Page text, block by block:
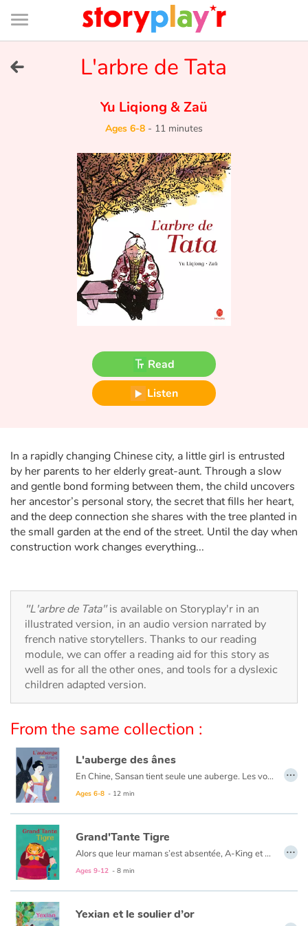
Connexion
Bibliothèque
de
page
Tales and classics in french
Fable, myth, literature and poetry
Princesses and princes, kings, queens and dragons
Ogres, monsters and witches
Ecology, nature, seasons
The animals
Travel, epic, investigation, adventure
Around the world
Learning
Arts, space, activities
Documentaries
With the family
Daily life and hobbies
At school
Festivals and events
Love and friendship
Social issues
Emotions and feelings
L'arbre de Tata
Yu Liqiong &Zaü
Ages 6-8 - 11 minutes
Read
Listen
In a rapidly changing Chinese city, a little girl is entrusted
by her parents to her elderly great-aunt. Through a slow
and gentle bond forming between them, the child uncovers
her ancestor’s personal story, the secret that fills her heart,
and the deep connection she shares with the tree planted in
the small garden at the end of the street. Until the day when
construction work changes everything...
"L'arbre de Tata"is available on Storyplay'r in an
illustrated version, in an audio version narrated by
french native storytellers. Thanks to our reading
module, we can offer a reading aid for this story as
well as for all the other ones, and tools for a dyslexic
children adapted version.
From the same collection :
L'auberge des ânes
En Chine, Sansan tient seule une auberge. Les voyageurs sont nombreux à séjourner chez elle et son commerce est florissant. Il faut dire qu'elle régale ses clients de fameuses galettes... magiques.
Ages 6-8 - 12 min
…
Grand'Tante Tigre
Alors que leur maman s’est absentée, A-King et A-Yu sont restées seules à la maison. Soudain, on cogne à la porte ! Maman a dit de n’ouvrir à personne, et pourtant... Qui est vraiment cette grand’tante venue veiller sur les deux enfants ? En tout cas, la petite A-Yu pense qu’elle a de bien curieuses pattes tigrées !
Ages 9-12 - 8 min
…
Yexian et le soulier d’or